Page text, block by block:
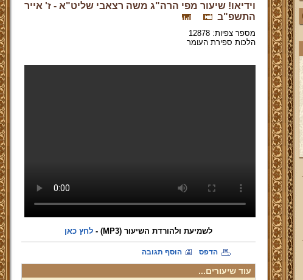
וידיאו! שיעור מפי הרה"ג משה רצאבי שליט"א - ז' אייר
התשפ"ב
מספר צפיות: 12878
הלכות ספירת העומר
לשמיעת ולהורדת השיעור (MP3) -לחץ כאן
הדפס הוסף תגובה
עוד שיעורים...